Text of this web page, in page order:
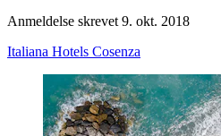
Anmeldelse skrevet 9. okt. 2018
Italiana Hotels Cosenza